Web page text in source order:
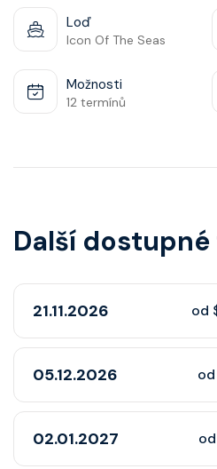
Loď
Icon Of The Seas
Možnosti
12 termínů
Další
21.11.2026 od
05.12.2026 od
02.01.2027